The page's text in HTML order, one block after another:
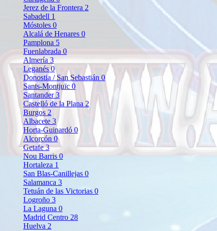
Jerez de la Frontera 2
Sabadell 1
Móstoles 0
Alcalá de Henares 0
Pamplona 5
Fuenlabrada0
Almería 3
Leganés0
Donostia / San Sebastián 0
Sants-Montjuïc 0
Santander3
Castelló de la Plana2
Burgos 2
Albacete 3
Horta-Guinardó 0
Alcorcón 0
Getafe3
Nou Barris0
Hortaleza 1
San Blas-Canillejas 0
Salamanca 3
Tetuán de las Victorias 0
Logroño 3
La Laguna 0
Madrid Centro 28
Huelva 2